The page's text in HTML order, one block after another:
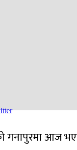
गनापुरमा आज